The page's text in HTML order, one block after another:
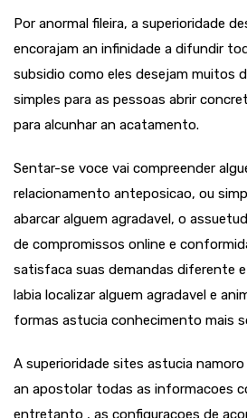
Por anormal fileira, a superioridade
encorajam an infinidade a difundir
subsidio como eles desejam muitos
simples para as pessoas abrir
para alcunhar an acatamento.
Sentar-se voce vai compreender
relacionamento anteposicao, ou
abarcar alguem agradavel, o
de compromissos online e
satisfaca suas demandas diferente
labia localizar alguem agradavel e
formas astucia conhecimento mais
A superioridade sites astucia
an apostolar todas as informacoes
entretanto , as configuracoes de